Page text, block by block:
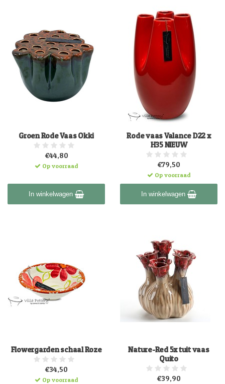
Groen Rode Vaas Okki
€44,80
Op voorraad
In winkelwagen
Rode vaas Valance D22 x
H35 NIEUW
€79,50
Op voorraad
In winkelwagen
Flowergarden schaal Roze
€34,50
Op voorraad
Nature-Red 5x tuit vaas
Quito
€39,90